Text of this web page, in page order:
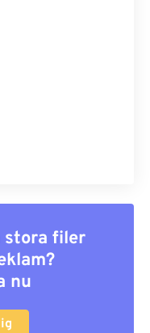
stora filer
nu